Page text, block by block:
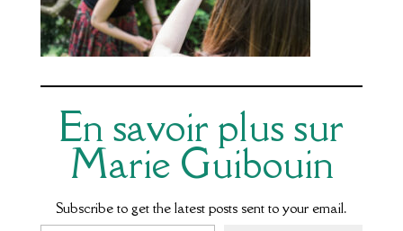
En savoir plus sur
Marie Guibouin
Subscribe to get the latest posts sent to your email.
Saisissez votre adresse e-mail…